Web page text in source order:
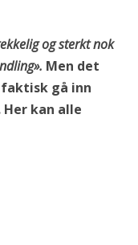
og sterkt nok
Men det
gå inn
kan alle